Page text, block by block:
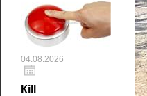
04.08.2026
Кill